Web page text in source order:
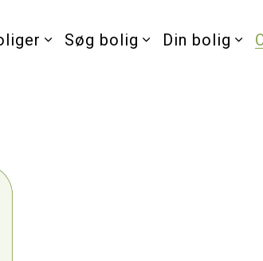
Søg bolig Din bolig